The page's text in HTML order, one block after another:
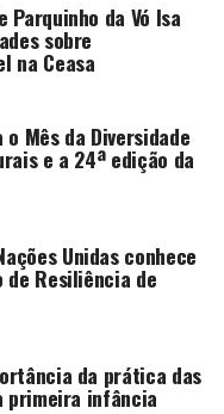
Parquinho da Vó Isa
sobre
na Ceasa
Mês da Diversidade
e a 24ª edição da
Unidas conhece
de Resiliência de
da prática das
primeira infância